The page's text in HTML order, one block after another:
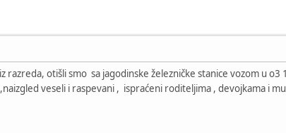
razreda, otišli smo sa jagodinske železničke stanice vozom u
veseli i raspevani , ispraćeni roditeljima , devojkama i